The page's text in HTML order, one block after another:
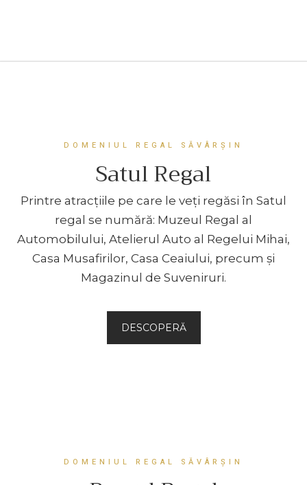
DOMENIUL REGAL SĂVÂRȘIN
Satul Regal
Printre atracțiile pe care le veți regăsi în Satul
regal se numără: Muzeul Regal al
Automobilului, Atelierul Auto al Regelui Mihai,
Casa Musafirilor, Casa Ceaiului, precum și
Magazinul de Suveniruri.
DESCOPERĂ
DOMENIUL REGAL SĂVÂRȘIN